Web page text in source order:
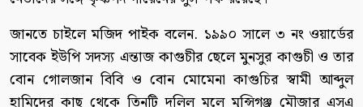
জানতে চাইলে মজিদ পাইক বলেন. ১৯৯০ সালে ৩ নং ওয়ার্ডের
সাবেক ইউপি সদস্য এন্তাজ কাগুচীর ছেলে মুনসুর কাগুচী ও তার
বোন গোলজান বিবি ও বোন মোমেনা কাগুচির স্বামী আব্দুল